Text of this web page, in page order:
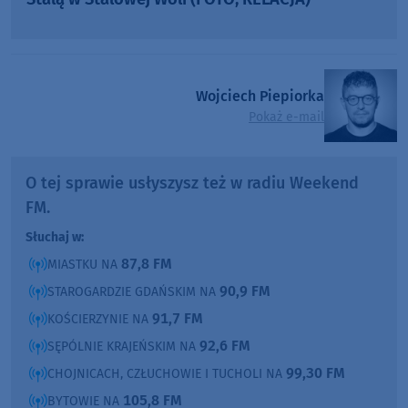
Wojciech Piepiorka
Pokaż e-mail
O tej sprawie usłyszysz też w radiu Weekend
FM.
Słuchaj w:
MIASTKU NA 87,8 FM
STAROGARDZIE GDAŃSKIM NA 90,9 FM
KOŚCIERZYNIE NA 91,7 FM
SĘPÓLNIE KRAJEŃSKIM NA 92,6 FM
CHOJNICACH, CZŁUCHOWIE I TUCHOLI NA 99,30 FM
BYTOWIE NA 105,8 FM